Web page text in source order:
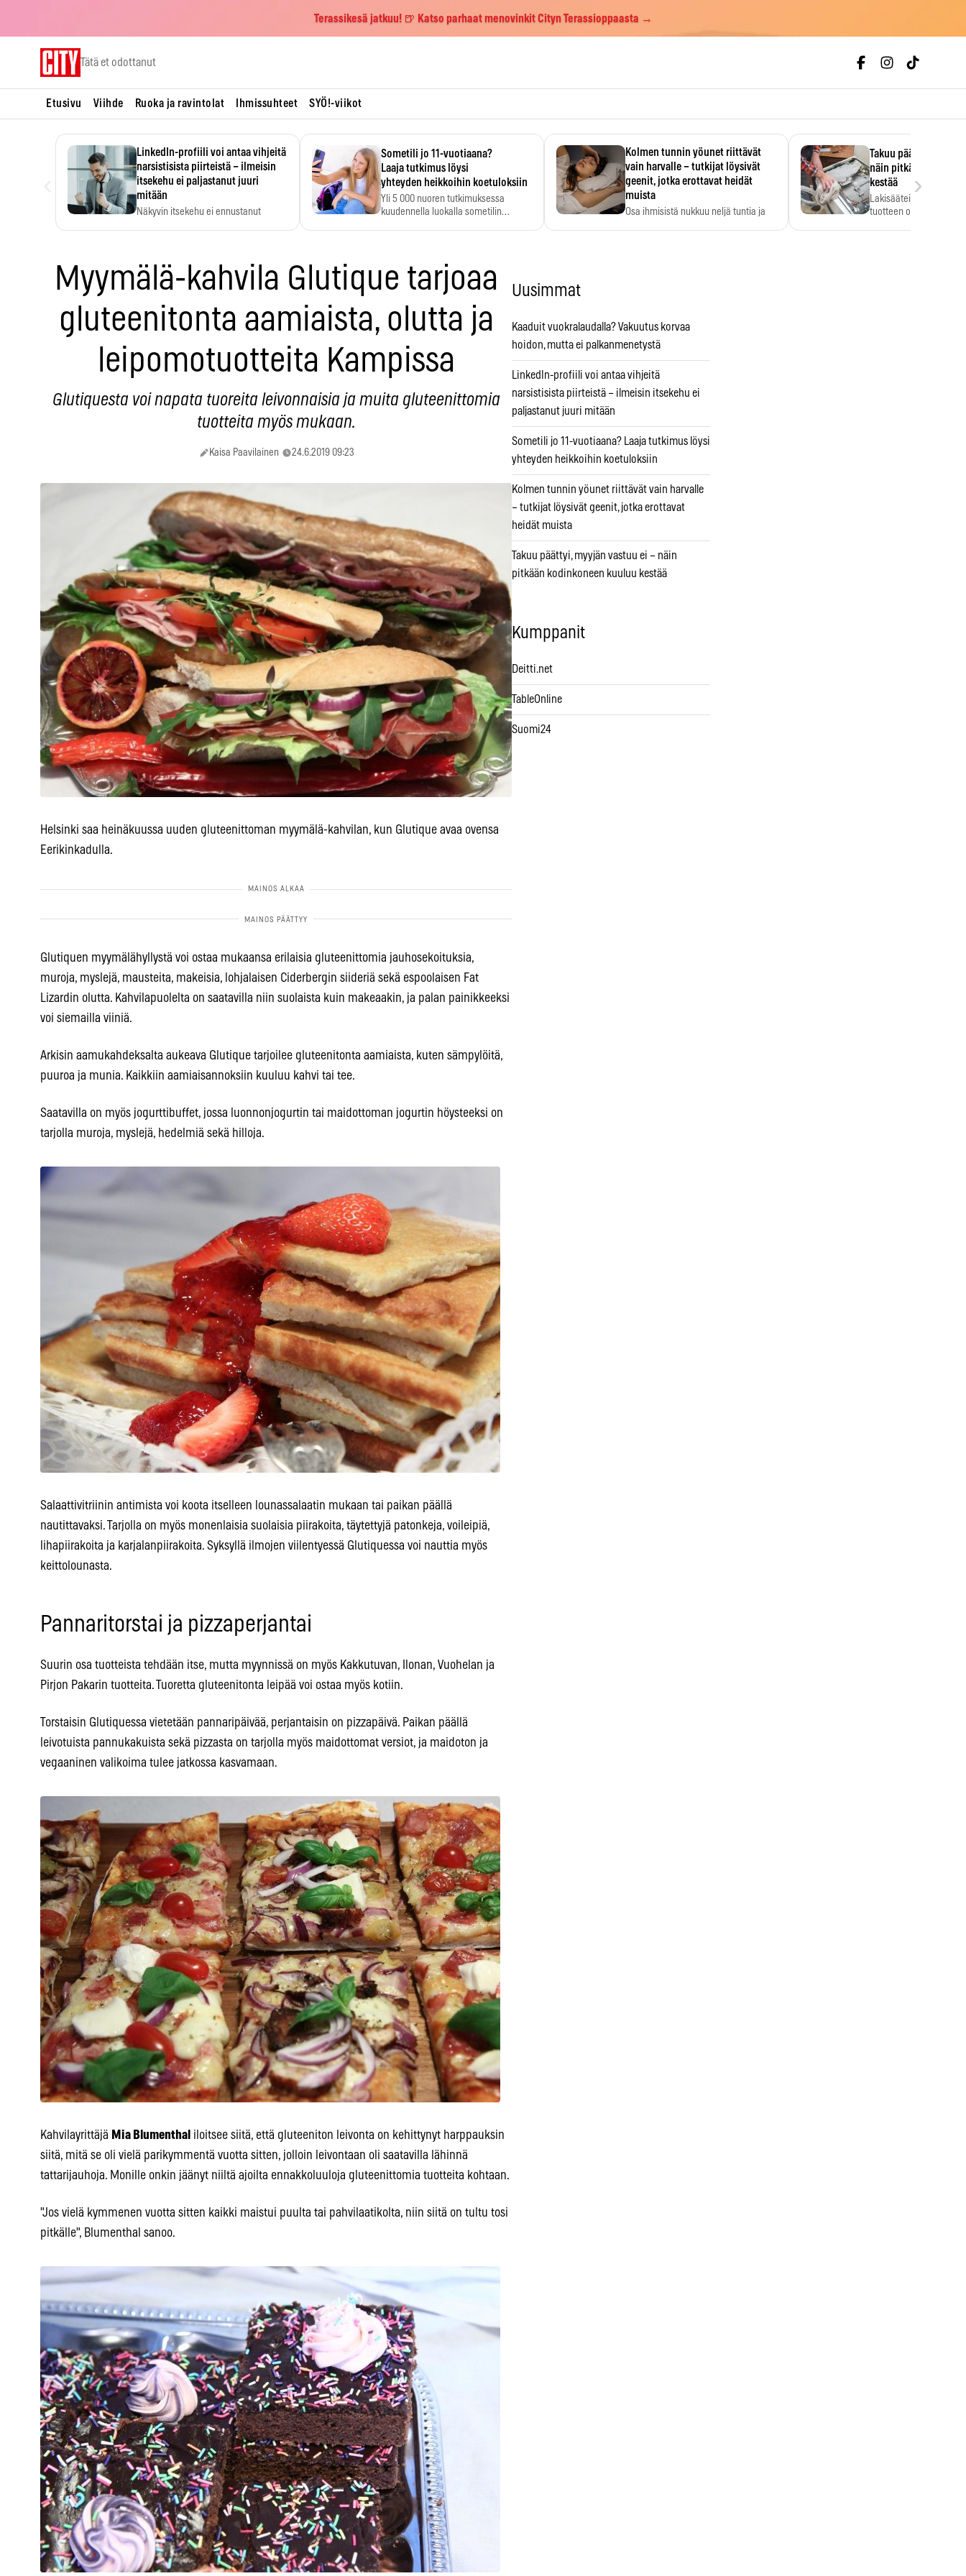
Terassikesä jatkuu! 🍺 Katso parhaat menovinkit Cityn Terassioppaasta →
Tätä et odottanut
Etusivu Viihde Ruoka ja ravintolat Ihmissuhteet SYÖ!-viikot
LinkedIn-profiili voi antaa vihjeitä
narsistisista piirteistä – ilmeisin
itsekehu ei paljastanut juuri
mitään
Näkyvin itsekehu ei ennustanut
Sometili jo 11-vuotiaana?
Laaja tutkimus löysi
yhteyden heikkoihin koetuloksiin
Yli 5 000 nuoren tutkimuksessa
kuudennella luokalla sometilin…
Kolmen tunnin yöunet riittävät
vain harvalle – tutkijat löysivät
geenit, jotka erottavat heidät
muista
Osa ihmisistä nukkuu neljä tuntia ja
Takuu päättyi,
näin pitkään
kestää
Lakisääteinen
tuotteen oletetun
›
Myymälä-kahvila Glutique tarjoaa
gluteenitonta aamiaista, olutta ja
leipomotuotteita Kampissa
Glutiquesta voi napata tuoreita leivonnaisia ja muita gluteenittomia
tuotteita myös mukaan.
Kaisa Paavilainen 24.6.2019 09:23
Helsinki saa heinäkuussa uuden gluteenittoman myymälä-kahvilan, kun Glutique avaa ovensa
Eerikinkadulla.
Glutiquen myymälähyllystä voi ostaa mukaansa erilaisia gluteenittomia jauhosekoituksia,
muroja, myslejä, mausteita, makeisia, lohjalaisen Ciderbergin siideriä sekä espoolaisen Fat
Lizardin olutta. Kahvilapuolelta on saatavilla niin suolaista kuin makeaakin, ja palan painikkeeksi
voi siemailla viiniä.
Arkisin aamukahdeksalta aukeava Glutique tarjoilee gluteenitonta aamiaista, kuten sämpylöitä,
puuroa ja munia. Kaikkiin aamiaisannoksiin kuuluu kahvi tai tee.
Saatavilla on myös jogurttibuffet, jossa luonnonjogurtin tai maidottoman jogurtin höysteeksi on
tarjolla muroja, myslejä, hedelmiä sekä hilloja.
Salaattivitriinin antimista voi koota itselleen lounassalaatin mukaan tai paikan päällä
nautittavaksi. Tarjolla on myös monenlaisia suolaisia piirakoita, täytettyjä patonkeja, voileipiä,
lihapiirakoita ja karjalanpiirakoita. Syksyllä ilmojen viilentyessä Glutiquessa voi nauttia myös
keittolounasta.
Pannaritorstai ja pizzaperjantai
Suurin osa tuotteista tehdään itse, mutta myynnissä on myös Kakkutuvan, Ilonan, Vuohelan ja
Pirjon Pakarin tuotteita. Tuoretta gluteenitonta leipää voi ostaa myös kotiin.
Torstaisin Glutiquessa vietetään pannaripäivää, perjantaisin on pizzapäivä. Paikan päällä
leivotuista pannukakuista sekä pizzasta on tarjolla myös maidottomat versiot, ja maidoton ja
vegaaninen valikoima tulee jatkossa kasvamaan.
Kahvilayrittäjä Mia Blumenthal iloitsee siitä, että gluteeniton leivonta on kehittynyt harppauksin
siitä, mitä se oli vielä parikymmentä vuotta sitten, jolloin leivontaan oli saatavilla lähinnä
tattarijauhoja. Monille onkin jäänyt niiltä ajoilta ennakkoluuloja gluteenittomia tuotteita kohtaan.
"Jos vielä kymmenen vuotta sitten kaikki maistui puulta tai pahvilaatikolta, niin siitä on tultu tosi
pitkälle", Blumenthal sanoo.
Uusimmat
Kaaduit vuokralaudalla? Vakuutus korvaa
hoidon, mutta ei palkanmenetystä
LinkedIn-profiili voi antaa vihjeitä
narsistisista piirteistä – ilmeisin itsekehu ei
paljastanut juuri mitään
Sometili jo 11-vuotiaana? Laaja tutkimus löysi
yhteyden heikkoihin koetuloksiin
Kolmen tunnin yöunet riittävät vain harvalle
– tutkijat löysivät geenit, jotka erottavat
heidät muista
Takuu päättyi, myyjän vastuu ei – näin
pitkään kodinkoneen kuuluu kestää
Kumppanit
Deitti.net
TableOnline
Suomi24